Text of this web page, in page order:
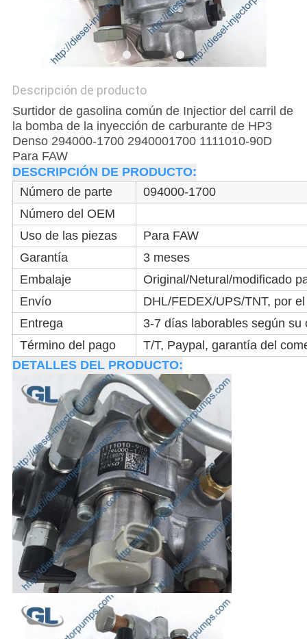
Descripción de producto
Surtidor de gasolina común de Injectior del carril de
la bomba de la inyección de carburante de HP3
Denso 294000-1700 2940001700 1111010-90D
Para FAW
DESCRIPCIÓN DE PRODUCTO:
Número de parte
094000-1700
Número del OEM
Uso de las piezas
Para FAW
Garantía
3 meses
Embalaje
Original/Netural/modificado
Envío
DHL/FEDEX/UPS/TNT, por
Entrega
3-7 días laborables según su
Término del pago
T/T, Paypal, garantía del
DETALLES DEL PRODUCTO: